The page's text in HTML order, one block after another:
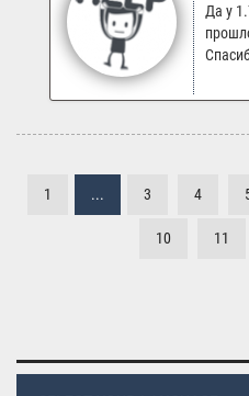
Да у
1 ... 3 4
10 11